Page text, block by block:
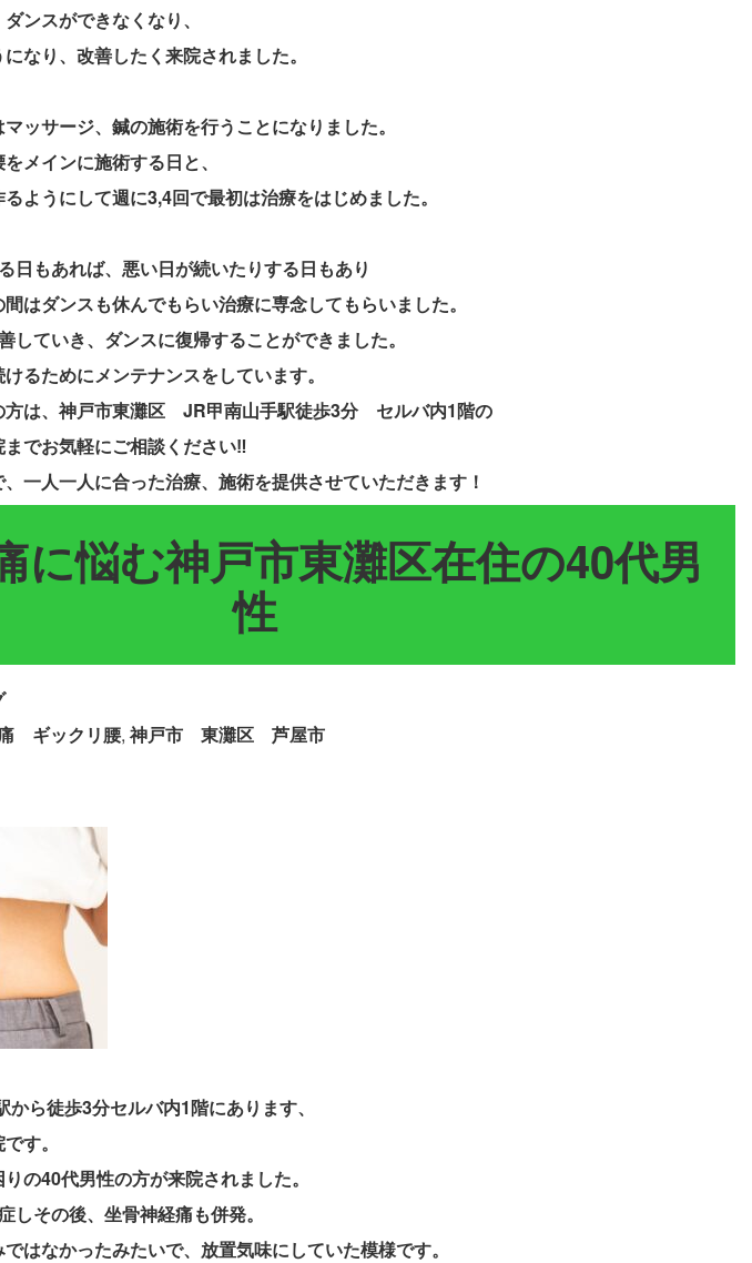
ンスができなくなり、
なり、改善したく来院されました。
ッサージ、鍼の施術を行うことになりました。
メインに施術する日と、
ようにして週に3,4回で最初は治療をはじめました。
日もあれば、悪い日が続いたりする日もあり
はダンスも休んでもらい治療に専念してもらいました。
していき、ダンスに復帰することができました。
るためにメンテナンスをしています。
方は、神戸市東灘区 JR甲南山手駅徒歩3分 セルバ内1階の
でお気軽にご相談ください‼
一人一人に合った治療、施術を提供させていただきます！
に悩む神戸市東灘区在住の40代男
性
ギックリ腰, 神戸市 東灘区 芦屋市
ら徒歩3分セルバ内1階にあります、
す。
の40代男性の方が来院されました。
しその後、坐骨神経痛も併発。
はなかったみたいで、放置気味にしていた模様です。